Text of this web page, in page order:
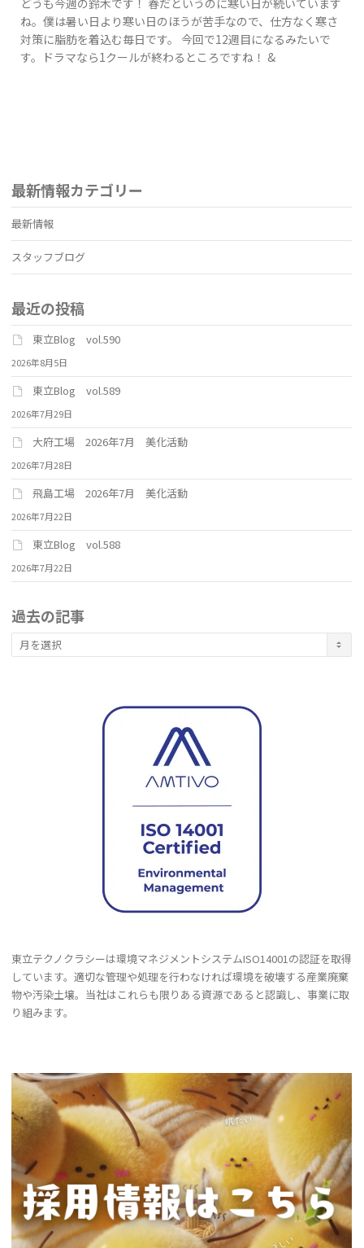
ね。僕は暑い日より寒い日のほうが苦手なので、仕方なく寒さ
対策に脂肪を着込む毎日です。 今回で12週目になるみたいで
す。ドラマなら1クールが終わるところですね！ &
最新情報カテゴリー
最新情報
スタッフブログ
最近の投稿
東立Blog vol.590
2026年8月5日
東立Blog vol.589
2026年7月29日
大府工場 2026年7月 美化活動
2026年7月28日
飛島工場 2026年7月 美化活動
2026年7月22日
東立Blog vol.588
2026年7月22日
過去の記事
去
東立テクノクラシーは環境マネジメントシステムISO14001の認証を取得
しています。適切な管理や処理を行わなければ環境を破壊する産業廃棄
物や汚染土壌。当社はこれらも限りある資源であると認識し、事業に取
り組みます。